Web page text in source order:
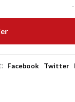
-
Facebook Twitter